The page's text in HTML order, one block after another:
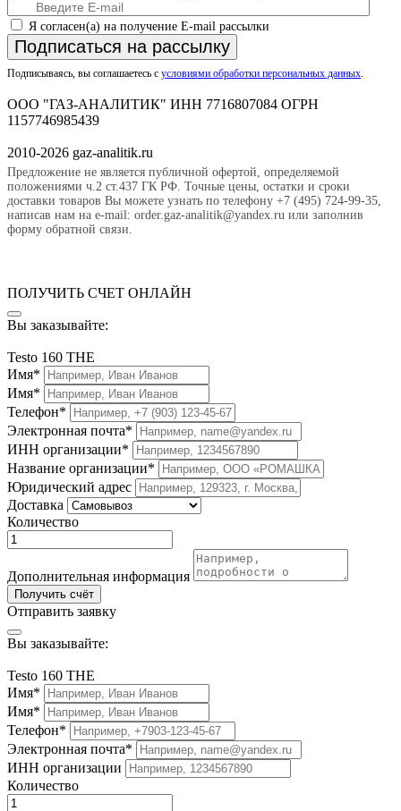
Я согласен(а) на получение E-mail рассылки
Подписаться на рассылку
Подписываясь, вы соглашаетесь с условиями обработки персональных данных.
ООО "ГАЗ-АНАЛИТИК" ИНН 7716807084 ОГРН
1157746985439
2010-2026 gaz-analitik.ru
Предложение не является публичной офертой, определяемой
положениями ч.2 ст.437 ГК РФ. Точные цены, остатки и сроки
доставки товаров Вы можете узнать по телефону +7 (495) 724-99-35,
написав нам на e-mail: order.gaz-analitik@yandex.ru или заполнив
форму обратной связи.
ПОЛУЧИТЬ СЧЕТ ОНЛАЙН
Вы заказывайте:
Testo 160 THE
Имя*
Имя*
Телефон*
Электронная почта*
ИНН организации*
Название организации*
Юридический адрес
Доставка
Количество
Дополнительная информация
Получить счёт
Отправить заявку
Вы заказывайте:
Testo 160 THE
Имя*
Имя*
Телефон*
Электронная почта*
ИНН организации
Количество